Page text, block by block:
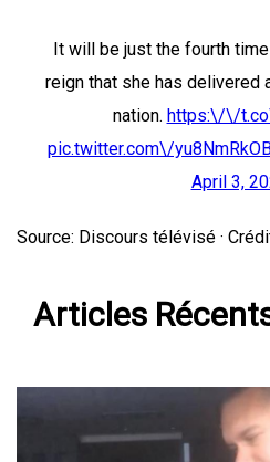
It will be just the fourth
reign that she has delivered
nation. https:\/\/
pic.twitter.com\/
April 3,
Source: Discours télévisé ·
Articles